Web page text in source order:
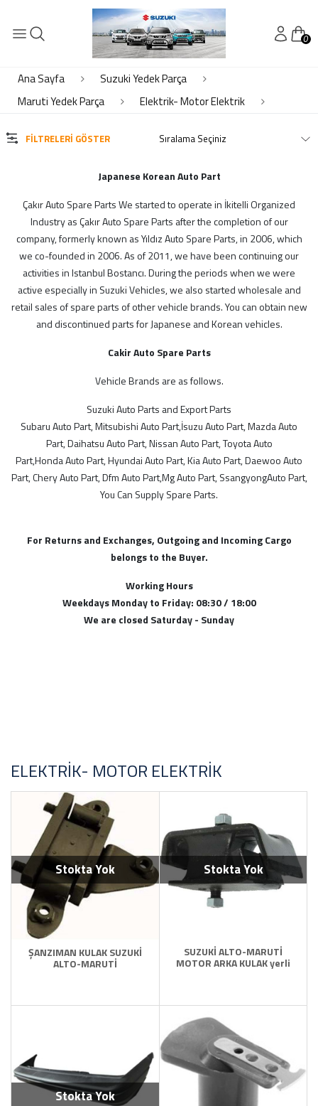
0
KATEGORİLER
Kaporta
Motor Piston Krank Silindir Kapak
Süspansiyon Ön Arka
MARKALAR
Çkr Auto
ithal
suzuki
Yerli
Suzie Parts
İthal Ürünlerimiz
Çin
STOK DURUMU
Ana Sayfa
Suzuki Yedek Parça
Maruti Yedek Parça
Elektrik- Motor Elektrik
FILTRELERI GÖSTER
Japanese Korean Auto Part
Çakır Auto Spare Parts We started to operate in İkitelli Organized
Industry as Çakır Auto Spare Parts after the completion of our
company, formerly known as Yıldız Auto Spare Parts, in 2006, which
we co-founded in 2006. As of 2011, we have been continuing our
activities in Istanbul Bostancı. During the periods when we were
active especially in Suzuki Vehicles, we also started wholesale and
retail sales of spare parts of other vehicle brands. You can obtain new
and discontinued parts for Japanese and Korean vehicles.
Cakir Auto Spare Parts
Vehicle Brands are as follows.
Suzuki Auto Parts and Export Parts
Subaru Auto Part, Mitsubishi Auto Part,İsuzu Auto Part, Mazda Auto
Part, Daihatsu Auto Part, Nissan Auto Part, Toyota Auto
Part,Honda Auto Part, Hyundai Auto Part, Kia Auto Part, Daewoo Auto
Part, Chery Auto Part, Dfm Auto Part,Mg Auto Part, SsangyongAuto Part,
You Can Supply Spare Parts.
For Returns and Exchanges, Outgoing and Incoming Cargo
belongs to the Buyer.
Working Hours
Weekdays Monday to Friday: 08:30 / 18:00
We are closed Saturday - Sunday
ELEKTRIK- MOTOR ELEKTRIK
Stokta Yok
ŞANZIMAN KULAK SUZUKİ
ALTO-MARUTİ
Stokta Yok
SUZUKİ ALTO-MARUTİ
MOTOR ARKA KULAK yerli
Stokta Yok